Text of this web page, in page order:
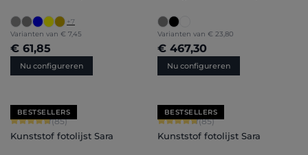
+7
Varianten van € 7,45
€ 61,85
Nu configureren
Varianten van € 23,80
€ 467,30
Nu configureren
BESTSELLERS
Gemiddelde waardering van 4.71 van 5 sterren
(85)
Kunststof fotolijst Sara
BESTSELLERS
Gemiddelde waardering van 4.71
(85)
Kunststof fotolijst Sara